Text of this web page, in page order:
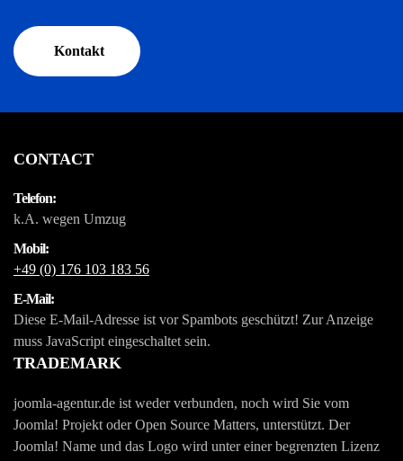
Kontakt
CONTACT
Telefon:
k.A. wegen Umzug
Mobil:
+49 (0) 176 103 183 56
E-Mail:
Diese E-Mail-Adresse ist vor Spambots geschützt! Zur Anzeige
muss JavaScript eingeschaltet sein.
TRADEMARK
joomla-agentur.de ist weder verbunden, noch wird Sie vom
Joomla! Projekt oder Open Source Matters, unterstützt. Der
Joomla! Name und das Logo wird unter einer begrenzten Lizenz